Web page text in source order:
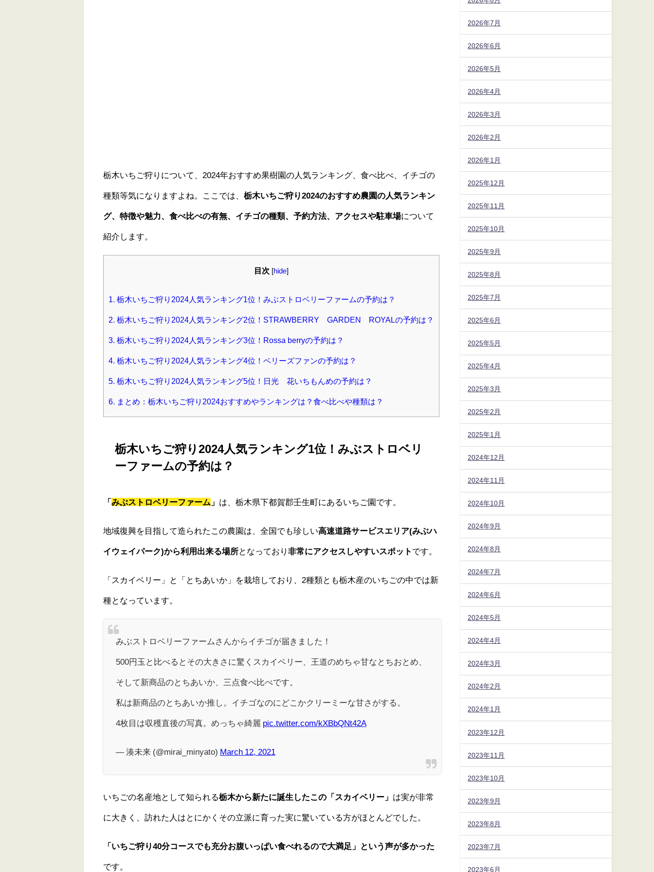
栃木いちご狩りについて、2024年おすすめ果樹園の人気ランキング、食べ比べ、イチゴの
種類等気になりますよね。ここでは、栃木いちご狩り2024のおすすめ農園の人気ランキン
グ、特徴や魅力、食べ比べの有無、イチゴの種類、予約方法、アクセスや駐車場について
紹介します。
目次 hide
1. 栃木いちご狩り2024人気ランキング1位！みぶストロベリーファームの予約は？
2. 栃木いちご狩り2024人気ランキング2位！STRAWBERRY GARDEN ROYALの予約は？
3. 栃木いちご狩り2024人気ランキング3位！Rossa berryの予約は？
4. 栃木いちご狩り2024人気ランキング4位！ベリーズファンの予約は？
5. 栃木いちご狩り2024人気ランキング5位！日光 花いちもんめの予約は？
6. まとめ：栃木いちご狩り2024おすすめやランキングは？食べ比べや種類は？
栃木いちご狩り2024人気ランキング1位！みぶストロベリ
ーファームの予約は？
「みぶストロベリーファーム 」 は、栃木県下都賀郡壬生町にあるいちご園です。
地域復興を目指して造られたこの農園は、全国でも珍しい高速道路サービスエリア(みぶハ
イウェイパーク)から利用出来る場所となっており非常にアクセスしやすいスポット です。
「スカイベリー」と「とちあいか」を栽培しており、2種類とも栃木産のいちごの中では新
種となっています。
みぶストロベリーファームさんからイチゴが届きました！
500円玉と比べるとその大きさに驚くスカイベリー、王道のめちゃ甘なとちおとめ、
そして新商品のとちあいか、三点食べ比べです。
私は新商品のとちあいか推し。イチゴなのにどこかクリーミーな甘さがする。
4枚目は収穫直後の写真。めっちゃ綺麗 pic.twitter.com/kXBbQNt42A
— 湊未来 (@mirai_minyato) March 12, 2021
いちごの名産地として知られる栃木から新たに誕生したこの「スカイベリー」 は実が非常
に大きく、訪れた人はとにかくその立派に育った実に驚いている方がほとんどでした。
「いちご狩り40分コースでも充分お腹いっぱい食べれるので大満足」という声が多かった
です。
2026年7月
2026年6月
2026年5月
2026年4月
2026年3月
2026年2月
2026年1月
2025年12月
2025年11月
2025年10月
2025年9月
2025年8月
2025年7月
2025年6月
2025年5月
2025年4月
2025年3月
2025年2月
2025年1月
2024年12月
2024年11月
2024年10月
2024年9月
2024年8月
2024年7月
2024年6月
2024年5月
2024年4月
2024年3月
2024年2月
2024年1月
2023年12月
2023年11月
2023年10月
2023年9月
2023年8月
2023年7月
2023年6月